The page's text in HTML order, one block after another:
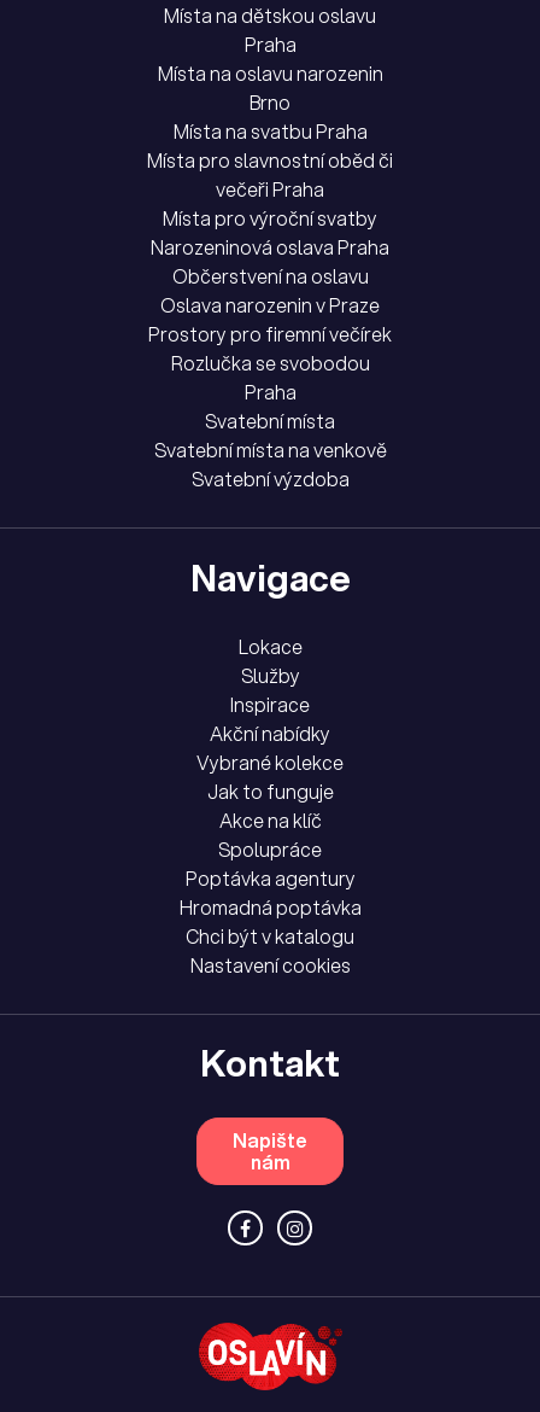
Místa na dětskou oslavu
Praha
Místa na oslavu narozenin
Brno
Místa na svatbu Praha
Místa pro slavnostní oběd či
večeři Praha
Místa pro výroční svatby
Narozeninová oslava Praha
Občerstvení na oslavu
Oslava narozenin v Praze
Prostory pro firemní večírek
Rozlučka se svobodou
Praha
Svatební místa
Svatební místa na venkově
Svatební výzdoba
Navigace
Lokace
Služby
Inspirace
Akční nabídky
Vybrané kolekce
Jak to funguje
Akce na klíč
Spolupráce
Poptávka agentury
Hromadná poptávka
Chci být v katalogu
Nastavení cookies
Kontakt
Napište
nám